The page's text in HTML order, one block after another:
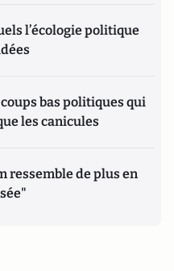
l’écologie politique
bas politiques qui
les canicules
ressemble de plus en